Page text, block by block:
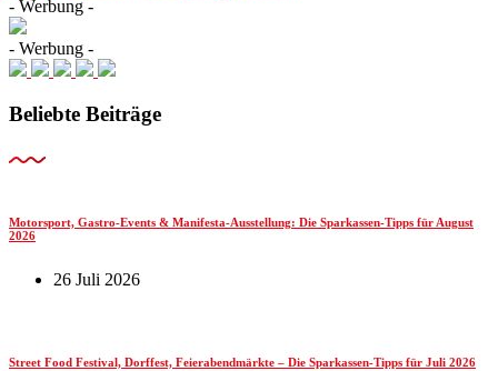
- Werbung -
- Werbung -
Beliebte Beiträge
Motorsport, Gastro-Events & Manifesta-Ausstellung: Die Sparkassen-Tipps für August
2026
26 Juli 2026
Street Food Festival, Dorffest, Feierabendmärkte – Die Sparkassen-Tipps für Juli 2026